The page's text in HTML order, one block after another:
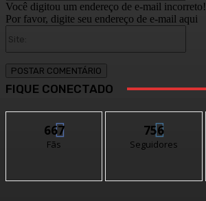
Você digitou um endereço de e-mail incorreto!
Por favor, digite seu endereço de e-mail aqui
FIQUE CONECTADO
667
Fãs
756
Seguidores